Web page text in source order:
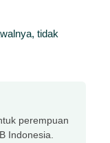
tidak
perempuan
Indonesia.